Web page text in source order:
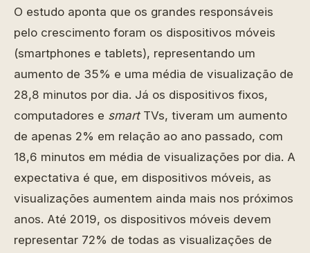
O estudo aponta que os grandes responsáveis
pelo crescimento foram os dispositivos móveis
(smartphones e tablets), representando um
aumento de 35% e uma média de visualização de
28,8 minutos por dia. Já os dispositivos fixos,
computadores e smartTVs, tiveram um aumento
de apenas 2% em relação ao ano passado, com
18,6 minutos em média de visualizações por dia. A
expectativa é que, em dispositivos móveis, as
visualizações aumentem ainda mais nos próximos
anos. Até 2019, os dispositivos móveis devem
representar 72% de todas as visualizações de